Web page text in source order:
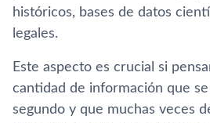
históricos, bases de datos
legales.
Este aspecto es crucial si
cantidad de información que
segundo y que muchas veces